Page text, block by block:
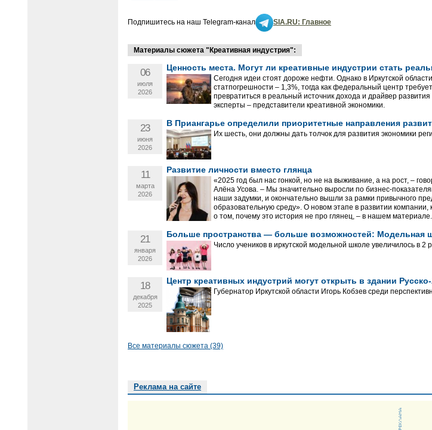
Подпишитесь на наш Telegram-канал SIA.RU: Главное
Материалы сюжета "Креативная индустрия":
06
июля
2026
Ценность места. Могут ли креативные индустрии стать
Сегодня идеи стоят дороже нефти. Однако в Иркутской
статпогрешности – 1,3%, тогда как федеральный центр
превратиться в реальный источник дохода и драйвер
эксперты – представители креативной экономики.
23
июня
2026
В Приангарье определили приоритетные направления
Их шесть, они должны дать толчок для развития экономики
11
марта
2026
Развитие личности вместо глянца
«2025 год был нас гонкой, но не на выживание, а на рост, –
Алёна Усова. – Мы значительно выросли по бизнес-
наши задумки, и окончательно вышли за рамки привычного
образовательную среду». О новом этапе в развитии
о том, почему это история не про глянец, – в нашем материале.
21
января
2026
Больше пространства — больше возможностей: Модельная
Число учеников в иркутской модельной школе увеличилось в 2
18
декабря
2025
Центр креативных индустрий могут открыть в здании
Губернатор Иркутской области Игорь Кобзев среди
Все материалы сюжета (39)
Реклама на сайте